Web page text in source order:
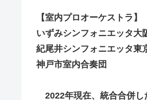
【室内プロオーケストラ】
いずみシンフォニエッタ大
紀尾井シンフォニエッタ東
神戸市室内合奏団
2022年現在、統合合併